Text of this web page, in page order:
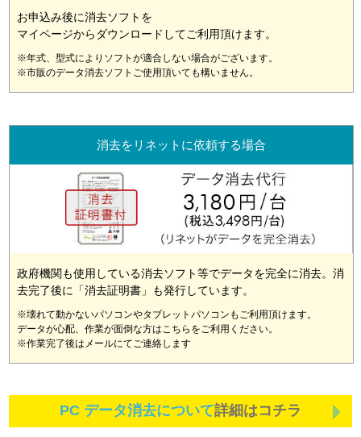
お申込み後に消去ソフトを
マイページからダウンロードしてご利用頂けます。
※年式、型式によりソフトが適合しない場合がございます。
※市販のデータ消去ソフトご使用頂いても構いません。
消去をリネットに依頼する場合
政府機関も使用している消去ソフト等でデータを完全に消去。消
去完了後に「消去証明書」も発行しています。
※壊れて動かないパソコンやタブレットパソコンもご利用頂けます。
データが心配、作業が面倒な方はこちらをご利用ください。
※作業完了後はメールにてご連絡します
PC データ消去について詳細はコチラ